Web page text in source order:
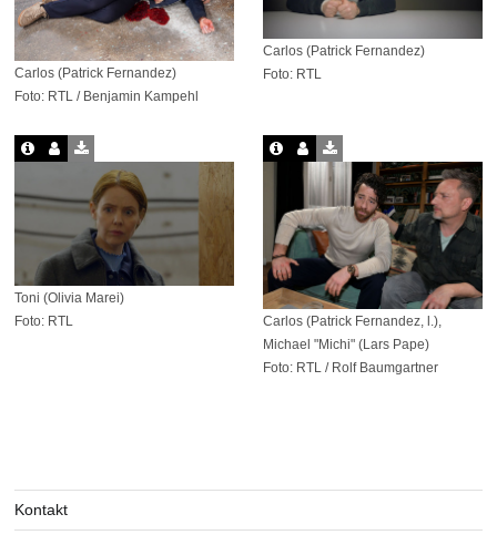
Carlos (Patrick Fernandez)
Foto: RTL / Benjamin Kampehl
Carlos (Patrick Fernandez)
Foto: RTL
Toni (Olivia Marei)
Foto: RTL
Carlos (Patrick Fernandez, l.),
Michael "Michi" (Lars Pape)
Foto: RTL / Rolf Baumgartner
Kontakt